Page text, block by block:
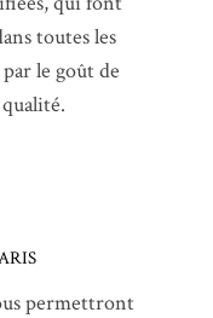
toutes les
le goût de
permettront